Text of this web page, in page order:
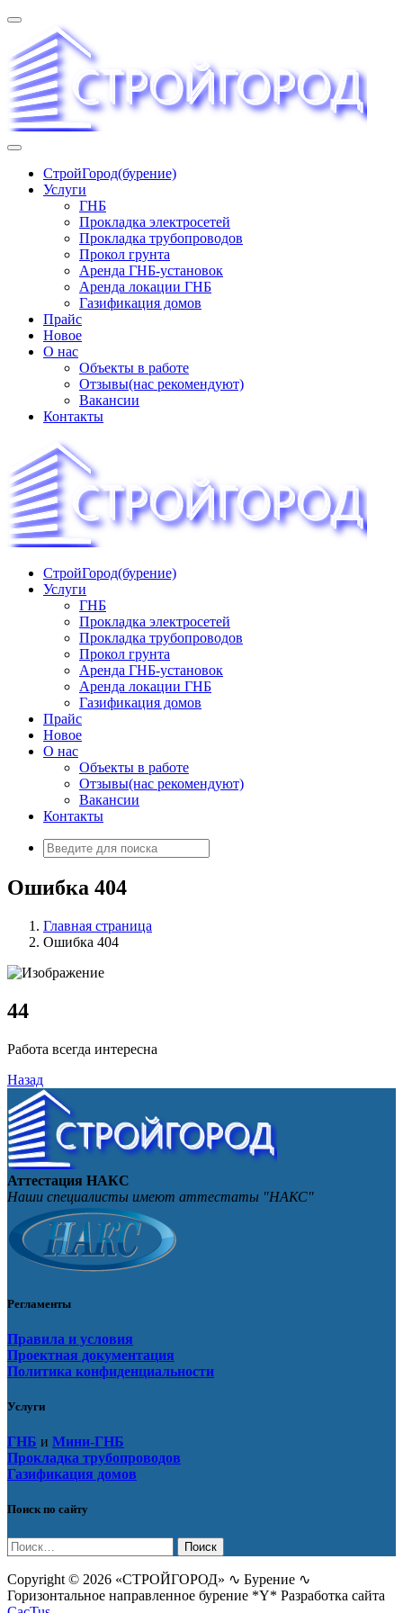
Перейти
содержимому
трудопроводов ∿ Газификация жилого сектора ✆
+74951573444
СтройГород(бурение)
Услуги
ГНБ
Прокладка электросетей
Прокладка трубопроводов
Прокол грунта
Аренда ГНБ-установок
Аренда локации ГНБ
Газификация домов
Прайс
Новое
О нас
Объекты в работе
Отзывы(нас рекомендуют)
Вакансии
Контакты
«СТРОЙГОРОД» ∿ Бурение ∿ ГНБ ∿ Прокладка
трудопроводов ∿ Газификация жилого сектора ✆
+74951573444
СтройГород(бурение)
Услуги
ГНБ
Прокладка электросетей
Прокладка трубопроводов
Прокол грунта
Аренда ГНБ-установок
Аренда локации ГНБ
Газификация домов
Прайс
Новое
О нас
Объекты в работе
Отзывы(нас рекомендуют)
Вакансии
Контакты
Искать:
Ошибка 404
Главная страница
Ошибка 404
44
Работа всегда интересна
Назад
Аттестация НАКС
Наши специалисты имеют аттестаты "НАКС"
Регламенты
Правила и условия
Проектная документация
Политика конфиденциальности
Услуги
ГНБ и Мини-ГНБ
Прокладка трубопроводов
Газификация домов
Поиск по сайту
Найти:
Copyright © 2026 «СТРОЙГОРОД» ∿ Бурение ∿
Горизонтальное направленное бурение *Y* Разработка сайта